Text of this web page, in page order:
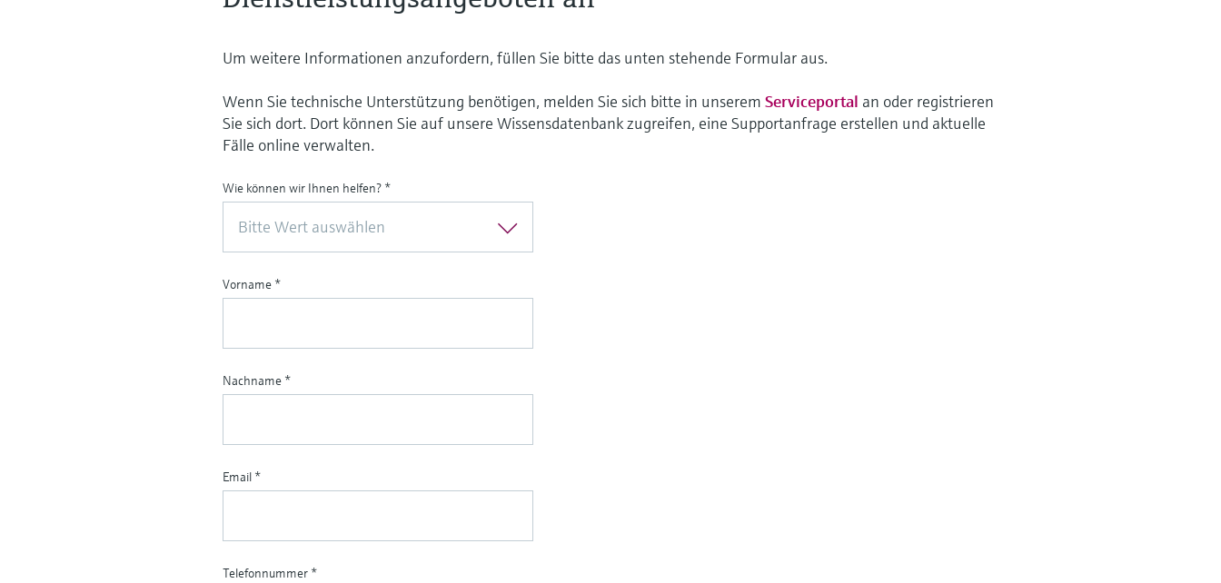
Um weitere Informationen anzufordern, füllen Sie bitte das unten stehende Formular aus.
Wenn Sie technische Unterstützung benötigen, melden Sie sich bitte in unseremServiceportal an oder registrieren
Sie sich dort. Dort können Sie auf unsere Wissensdatenbank zugreifen, eine Supportanfrage erstellen und aktuelle
Fälle online verwalten.
Wie können wir Ihnen helfen? *
Bitte Wert auswählen
Vorname *
Nachname *
Email *
Telefonnummer *